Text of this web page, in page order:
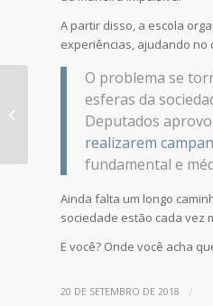
A partir disso, a escola
experiências, ajudando no
O problema se
esferas da
Deputados
realizarem
fundamental e
Ainda falta um longo
sociedade estão cada vez
E você? Onde você acha
20 DE SETEMBRO DE 2018 /
Dinheiro, fama e
sucesso. O suicídio no
mundo dos famosos.